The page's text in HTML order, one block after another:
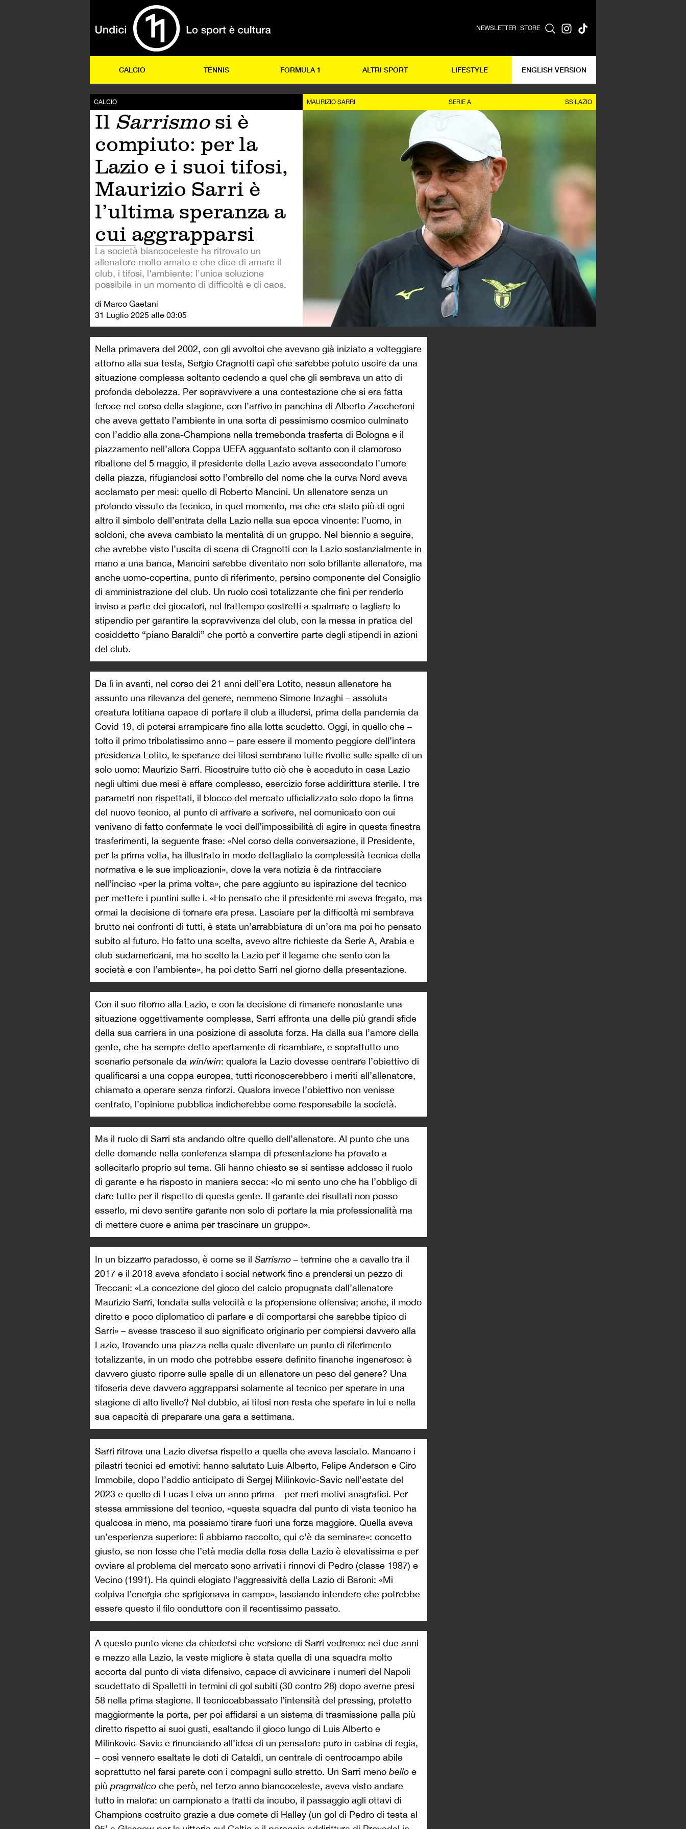
NEWSLETTER STORE
CALCIO TENNIS FORMULA 1 ALTRI SPORT LIFESTYLE ENGLISH VERSION
CALCIO
Il Sarrismosi è
compiuto: per la
Lazio e i suoi tifosi,
Maurizio Sarri è
l’ultima speranza a
cui aggrapparsi
La società biancoceleste ha ritrovato un
allenatore molto amato e che dice di amare il
club, i tifosi, l'ambiente: l'unica soluzione
possibile in un momento di difficoltà e di caos.
di Marco Gaetani
31 Luglio 2025 alle 03:05
MAURIZIO SARRI SERIE A SS LAZIO
Nella primavera del 2002, con gli avvoltoi che avevano già iniziato a volteggiare
attorno alla sua testa, Sergio Cragnotti capì che sarebbe potuto uscire da una
situazione complessa soltanto cedendo a quel che gli sembrava un atto di
profonda debolezza. Per sopravvivere a una contestazione che si era fatta
feroce nel corso della stagione, con l’arrivo in panchina di Alberto Zaccheroni
che aveva gettato l’ambiente in una sorta di pessimismo cosmico culminato
con l’addio alla zona-Champions nella tremebonda trasferta di Bologna e il
piazzamento nell’allora Coppa UEFA agguantato soltanto con il clamoroso
ribaltone del 5 maggio, il presidente della Lazio aveva assecondato l’umore
della piazza, rifugiandosi sotto l’ombrello del nome che la curva Nord aveva
acclamato per mesi: quello di Roberto Mancini. Un allenatore senza un
profondo vissuto da tecnico, in quel momento, ma che era stato più di ogni
altro il simbolo dell’entrata della Lazio nella sua epoca vincente: l’uomo, in
soldoni, che aveva cambiato la mentalità di un gruppo. Nel biennio a seguire,
che avrebbe visto l’uscita di scena di Cragnotti con la Lazio sostanzialmente in
mano a una banca, Mancini sarebbe diventato non solo brillante allenatore, ma
anche uomo-copertina, punto di riferimento, persino componente del Consiglio
di amministrazione del club. Un ruolo così totalizzante che finì per renderlo
inviso a parte dei giocatori, nel frattempo costretti a spalmare o tagliare lo
stipendio per garantire la sopravvivenza del club, con la messa in pratica del
cosiddetto “piano Baraldi” che portò a convertire parte degli stipendi in azioni
del club.
Da lì in avanti, nel corso dei 21 anni dell’era Lotito, nessun allenatore ha
assunto una rilevanza del genere, nemmeno Simone Inzaghi – assoluta
creatura lotitiana capace di portare il club a illudersi, prima della pandemia da
Covid 19, di potersi arrampicare fino alla lotta scudetto. Oggi, in quello che –
tolto il primo tribolatissimo anno – pare essere il momento peggiore dell’intera
presidenza Lotito, le speranze dei tifosi sembrano tutte rivolte sulle spalle di un
solo uomo: Maurizio Sarri. Ricostruire tutto ciò che è accaduto in casa Lazio
negli ultimi due mesi è affare complesso, esercizio forse addirittura sterile. I tre
parametri non rispettati, il blocco del mercato ufficializzato solo dopo la firma
del nuovo tecnico, al punto di arrivare a scrivere, nel comunicato con cui
venivano di fatto confermate le voci dell’impossibilità di agire in questa finestra
trasferimenti, la seguente frase: «Nel corso della conversazione, il Presidente,
per la prima volta, ha illustrato in modo dettagliato la complessità tecnica della
normativa e le sue implicazioni», dove la vera notizia è da rintracciare
nell’inciso «per la prima volta», che pare aggiunto su ispirazione del tecnico
per mettere i puntini sulle i. «Ho pensato che il presidente mi aveva fregato, ma
ormai la decisione di tornare era presa. Lasciare per la difficoltà mi sembrava
brutto nei confronti di tutti, è stata un’arrabbiatura di un’ora ma poi ho pensato
subito al futuro. Ho fatto una scelta, avevo altre richieste da Serie A, Arabia e
club sudamericani, ma ho scelto la Lazio per il legame che sento con la
società e con l’ambiente», ha poi detto Sarri nel giorno della presentazione.
Con il suo ritorno alla Lazio, e con la decisione di rimanere nonostante una
situazione oggettivamente complessa, Sarri affronta una delle più grandi sfide
della sua carriera in una posizione di assoluta forza. Ha dalla sua l’amore della
gente, che ha sempre detto apertamente di ricambiare, e soprattutto uno
scenario personale da win/win: qualora la Lazio dovesse centrare l’obiettivo di
qualificarsi a una coppa europea, tutti riconoscerebbero i meriti all’allenatore,
chiamato a operare senza rinforzi. Qualora invece l’obiettivo non venisse
centrato, l’opinione pubblica indicherebbe come responsabile la società.
Ma il ruolo di Sarri sta andando oltre quello dell’allenatore. Al punto che una
delle domande nella conferenza stampa di presentazione ha provato a
sollecitarlo proprio sul tema. Gli hanno chiesto se si sentisse addosso il ruolo
di garante e ha risposto in maniera secca: «Io mi sento uno che ha l’obbligo di
dare tutto per il rispetto di questa gente. Il garante dei risultati non posso
esserlo, mi devo sentire garante non solo di portare la mia professionalità ma
di mettere cuore e anima per trascinare un gruppo».
In un bizzarro paradosso, è come se il Sarrismo – termine che a cavallo tra il
2017 e il 2018 aveva sfondato i social network fino a prendersi un pezzo di
Treccani: «La concezione del gioco del calcio propugnata dall’allenatore
Maurizio Sarri, fondata sulla velocità e la propensione offensiva; anche, il modo
diretto e poco diplomatico di parlare e di comportarsi che sarebbe tipico di
Sarri» – avesse trasceso il suo significato originario per compiersi davvero alla
Lazio, trovando una piazza nella quale diventare un punto di riferimento
totalizzante, in un modo che potrebbe essere definito finanche ingeneroso: è
davvero giusto riporre sulle spalle di un allenatore un peso del genere? Una
tifoseria deve davvero aggrapparsi solamente al tecnico per sperare in una
stagione di alto livello? Nel dubbio, ai tifosi non resta che sperare in lui e nella
sua capacità di preparare una gara a settimana.
Sarri ritrova una Lazio diversa rispetto a quella che aveva lasciato. Mancano i
pilastri tecnici ed emotivi: hanno salutato Luis Alberto, Felipe Anderson e Ciro
Immobile, dopo l’addio anticipato di Sergej Milinkovic-Savic nell’estate del
2023 e quello di Lucas Leiva un anno prima – per meri motivi anagrafici. Per
stessa ammissione del tecnico, «questa squadra dal punto di vista tecnico ha
qualcosa in meno, ma possiamo tirare fuori una forza maggiore. Quella aveva
un’esperienza superiore: lì abbiamo raccolto, qui c’è da seminare»: concetto
giusto, se non fosse che l’età media della rosa della Lazio è elevatissima e per
ovviare al problema del mercato sono arrivati i rinnovi di Pedro (classe 1987) e
Vecino (1991). Ha quindi elogiato l’aggressività della Lazio di Baroni: «Mi
colpiva l’energia che sprigionava in campo», lasciando intendere che potrebbe
essere questo il filo conduttore con il recentissimo passato.
A questo punto viene da chiedersi che versione di Sarri vedremo: nei due anni
e mezzo alla Lazio, la veste migliore è stata quella di una squadra molto
accorta dal punto di vista difensivo, capace di avvicinare i numeri del Napoli
scudettato di Spalletti in termini di gol subiti (30 contro 28) dopo averne presi
58 nella prima stagione. Il tecnicoabbassato l’intensità del pressing, protetto
maggiormente la porta, per poi affidarsi a un sistema di trasmissione palla più
diretto rispetto ai suoi gusti, esaltando il gioco lungo di Luis Alberto e
Milinkovic-Savic e rinunciando all’idea di un pensatore puro in cabina di regia,
– così vennero esaltate le doti di Cataldi, un centrale di centrocampo abile
soprattutto nel farsi parete con i compagni sullo stretto. Un Sarri meno bello e
più pragmatico che però, nel terzo anno biancoceleste, aveva visto andare
tutto in malora: un campionato a tratti da incubo, il passaggio agli ottavi di
Champions costruito grazie a due comete di Halley (un gol di Pedro di testa al